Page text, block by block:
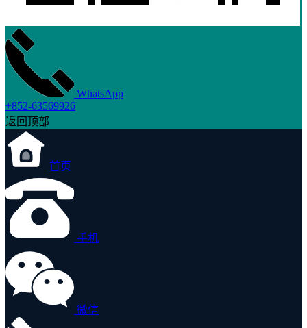
WhatsApp
+852-63569926
返回顶部
首页
手机
微信